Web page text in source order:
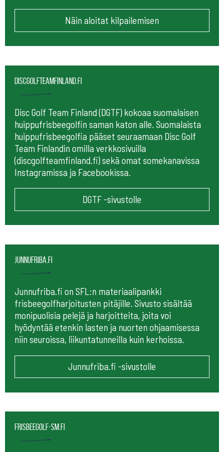
Näin aloitat kilpailemisen
Discgolfteamfinland.fi
Disc Golf Team Finland (DGTF) kokoaa suomalaisen
huippufrisbeegolfin saman katon alle. Suomalaista
huippufrisbeegolfia pääset seuraamaan Disc Golf
Team Finlandin omilla verkkosivuilla
(discgolfteamfinland.fi) sekä omat somekanavissa
Instagramissa ja Facebookissa.
DGTF -sivustolle
Junnufriba.fi
Junnufriba.fi on SFL:n materiaalipankki
frisbeegolfharjoitusten pitäjille. Sivusto sisältää
monipuolisia pelejä ja harjoitteita, joita voi
hyödyntää etenkin lasten ja nuorten ohjaamisessa
niin seuroissa, liikuntatunneilla kuin kerhoissa.
Junnufriba.fi -sivustolle
frisbeegolf-sm.fi